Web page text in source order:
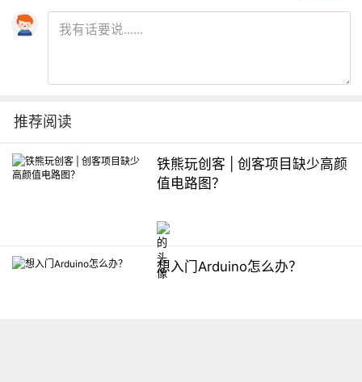
推荐阅读
铁熊玩创客 | 创客项目缺少高颜
值电路图？
想入门Arduino怎么办？